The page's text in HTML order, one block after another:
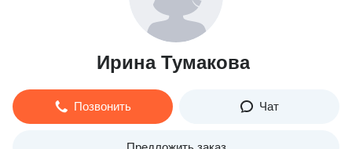
Ирина Тумакова
Позвонить Чат